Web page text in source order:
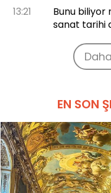
13:21
Bunu biliyor
sanat tarihi
EN SON